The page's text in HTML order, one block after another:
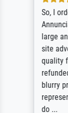
So, I
large
site
quality
blurry
do ...